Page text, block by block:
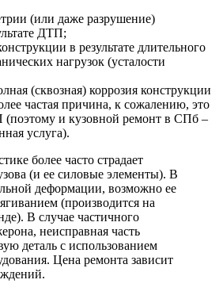
(или даже разрушение)
ДТП;
в результате длительного
нагрузок (усталости
(сквозная) коррозия конструкции
частая причина, к сожалению, это
(поэтому и кузовной ремонт в СПб –
услуга).
более часто страдает
(и ее силовые элементы). В
деформации, возможно ее
(производится на
В случае частичного
неисправная часть
деталь с использованием
Цена ремонта зависит